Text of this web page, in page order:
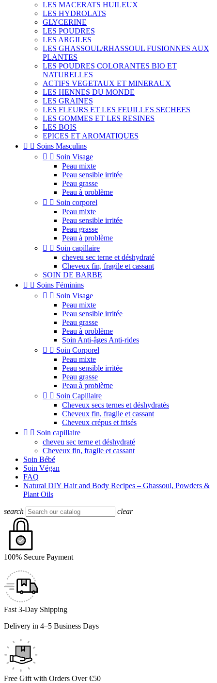
LES MACERATS HUILEUX
LES HYDROLATS
GLYCERINE
LES POUDRES
LES ARGILES
LES GHASSOUL/RHASSOUL FUSIONNES AUX
PLANTES
LES POUDRES COLORANTES BIO ET
NATURELLES
ACTIFS VEGETAUX ET MINERAUX
LES HENNES DU MONDE
LES GRAINES
LES FLEURS ET LES FEUILLES SECHEES
LES GOMMES ET LES RESINES
LES BOIS
EPICES ET AROMATIQUES
  Soins Masculins
  Soin Visage
Peau mixte
Peau sensible irritée
Peau grasse
Peau à problème
  Soin corporel
Peau mixte
Peau sensible irritée
Peau grasse
Peau à problème
  Soin capillaire
cheveu sec terne et déshydraté
Cheveux fin, fragile et cassant
SOIN DE BARBE
  Soins Féminins
  Soin Visage
Peau mixte
Peau sensible irritée
Peau grasse
Peau à problème
Soin Anti-âges Anti-rides
  Soin Corporel
Peau mixte
Peau sensible irritée
Peau grasse
Peau à problème
  Soin Capillaire
Cheveux secs ternes et déshydratés
Cheveux fin, fragile et cassant
Cheveux crépus et frisés
  Soin capillaire
cheveu sec terne et déshydraté
Cheveux fin, fragile et cassant
Soin Bébé
Soin Végan
FAQ
Natural DIY Hair and Body Recipes – Ghassoul, Powders &
Plant Oils
search clear
100% Secure Payment
Fast 3-Day Shipping
Delivery in 4–5 Business Days
Free Gift with Orders Over €50